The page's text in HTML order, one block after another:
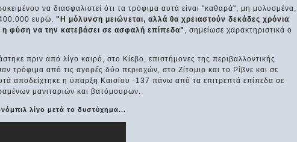
να διασφαλιστεί ότι τα τρόφιμα αυτά είναι "καθαρά", μη μολυσμένα,
400.000 ευρώ. "Η μόλυνση μειώνεται, αλλά θα χρειαστούν δεκάδες χρόνια
φύση να την κατεβάσει σε ασφαλή επίπεδα" , σημείωσε χαρακτηριστικά ο
πριν από λίγο καιρό, στο Κίεβο, επιστήμονες της περιβαλλοντικής
τρόφιμα από τις αγορές δύο περιοχών, στο Ζίτομιρ και το Ρίβνε και σε
αποδείχτηκε η ύπαρξη Καισίου -137 πάνω από τα επιτρεπτά επίπεδα σε
μανιταριών και βατόμουρων.
λίγο μετά το δυστύχημα...